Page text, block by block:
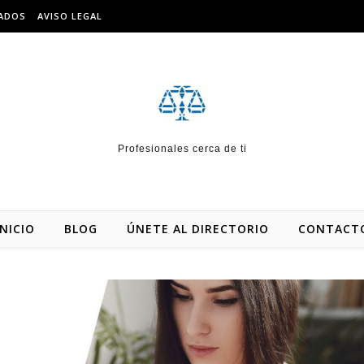
AVISO LEGAL
Profesionales cerca de ti
BLOG ÚNETE AL DIRECTORIO